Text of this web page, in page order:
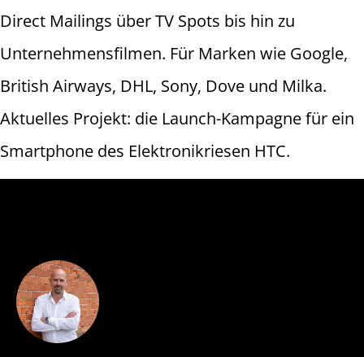
Direct Mailings über TV Spots bis hin zu
Unternehmensfilmen. Für Marken wie Google,
British Airways, DHL, Sony, Dove und Milka.
Aktuelles Projekt: die Launch-Kampagne für ein
Smartphone des Elektronikriesen HTC.